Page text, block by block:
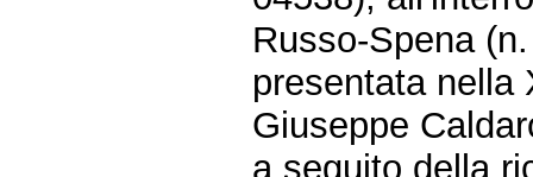
Russo-Spena
presentata nella
Giuseppe
a seguito della